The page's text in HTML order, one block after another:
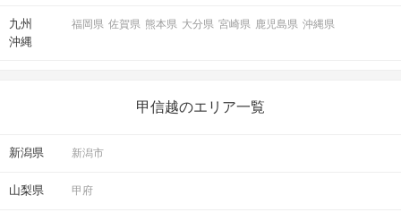
九州
沖縄
福岡県 佐賀県 熊本県 大分県 宮崎県 鹿児島県 沖縄県
甲信越のエリア一覧
新潟県 新潟市
山梨県 甲府